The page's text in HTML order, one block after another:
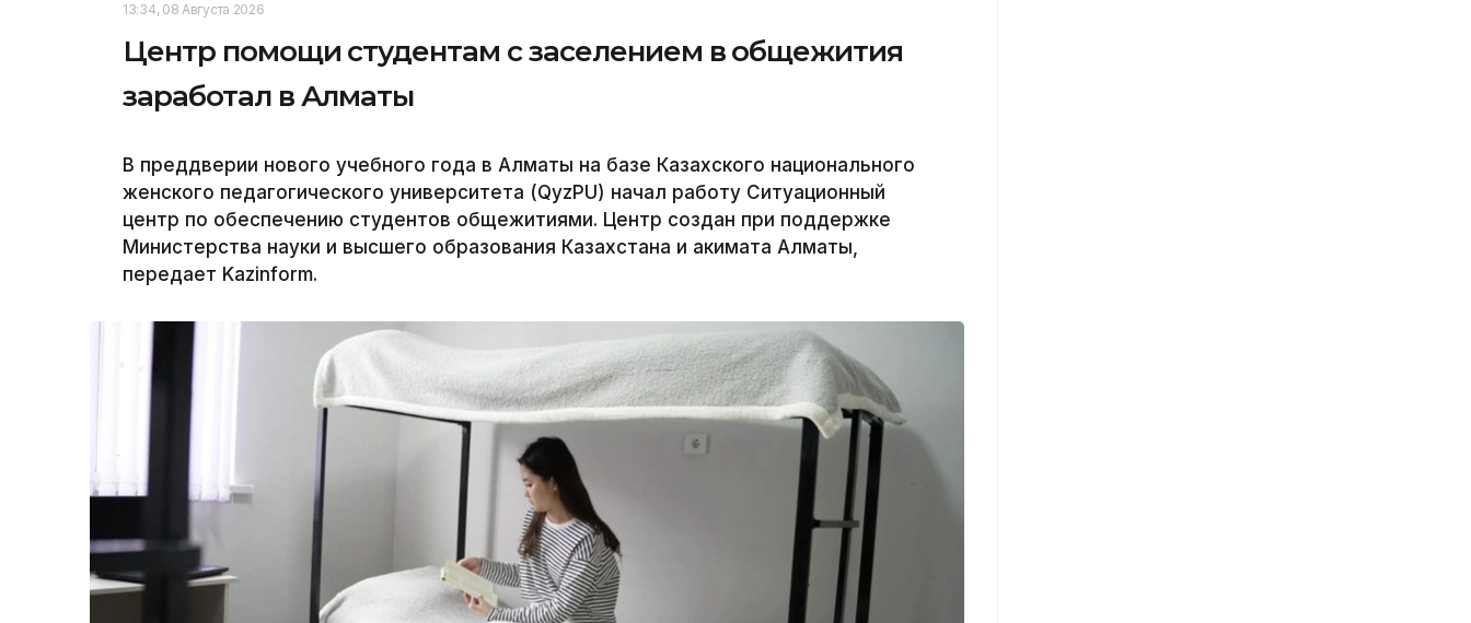
13:34, 08 Августа 2026
Центр помощи студентам с заселением в общежития
заработал в Алматы
В преддверии нового учебного года в Алматы на базе Казахского национального
женского педагогического университета (QyzPU) начал работу Ситуационный
центр по обеспечению студентов общежитиями. Центр создан при поддержке
Министерства науки и высшего образования Казахстана и акимата Алматы,
передает Kazinform.